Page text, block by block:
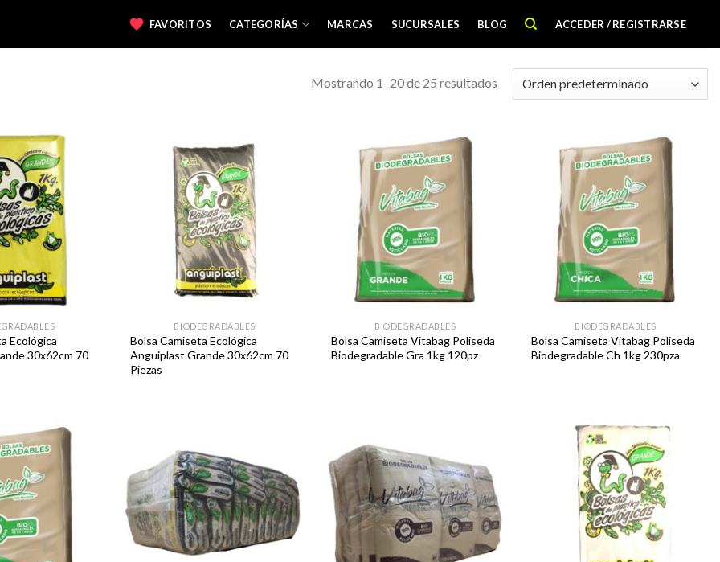
FAVORITOS CATEGORÍAS MARCAS SUCURSALES BLOG ACCEDER / REGISTRARSE
Mostrando 1–20 de 25 resultados
Favoritos
Ecológica
30x62cm 70
BIODEGRADABLES
Bolsa Camiseta Ecológica
Anguiplast Grande 30x62cm 70
Piezas
BIODEGRADABLES
Bolsa Camiseta Vitabag Poliseda
Biodegradable Gra 1kg 120pz
BIODEGRADABLES
Bolsa Camiseta Vitabag Poliseda
Biodegradable Ch 1kg 230pza
Favoritos Favoritos Favoritos